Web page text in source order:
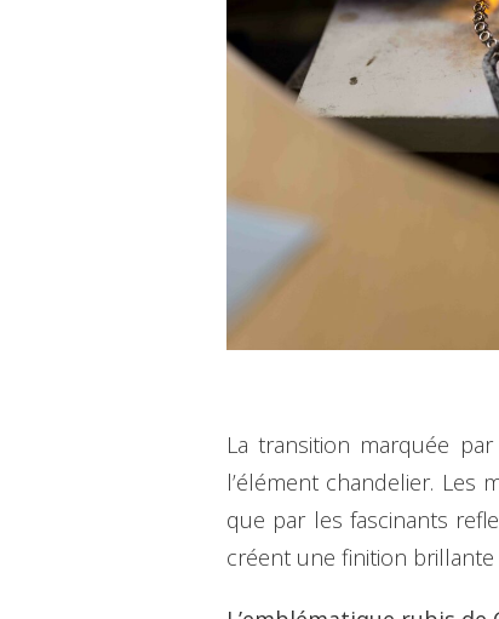
La transition marquée
l’élément chandelier. Les
que par les fascinants
créent une finition brillante